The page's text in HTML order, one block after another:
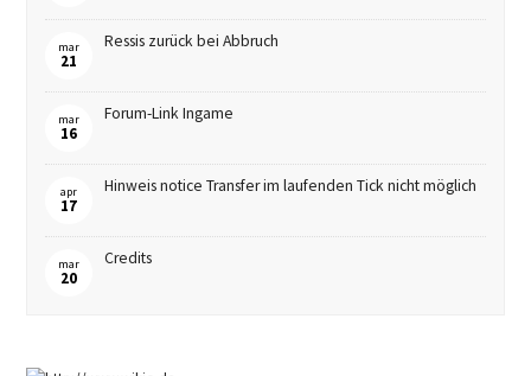
mar
21
Ressis zurück bei Abbruch
mar
16
Forum-Link Ingame
apr
17
Hinweis notice Transfer im laufenden Tick nicht möglich
mar
20
Credits